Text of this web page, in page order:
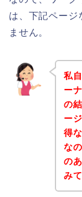
は、下記ページ
ません。
私
ー
の
ー
得
な
の
み